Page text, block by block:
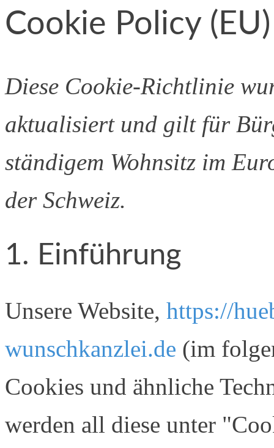
Cookie Policy (EU)
Diese Cookie-Richtlinie
aktualisiert und gilt für
ständigem Wohnsitz im
der Schweiz.
1. Einführung
Unsere Website, https://
wunschkanzlei.de (im
Cookies und ähnliche
werden all diese unter